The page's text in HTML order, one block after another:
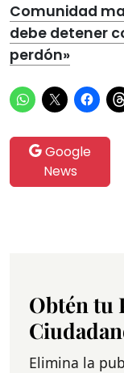
Comunidad
debe detener
perdón»
Google
News
Obtén tu
Elimina la